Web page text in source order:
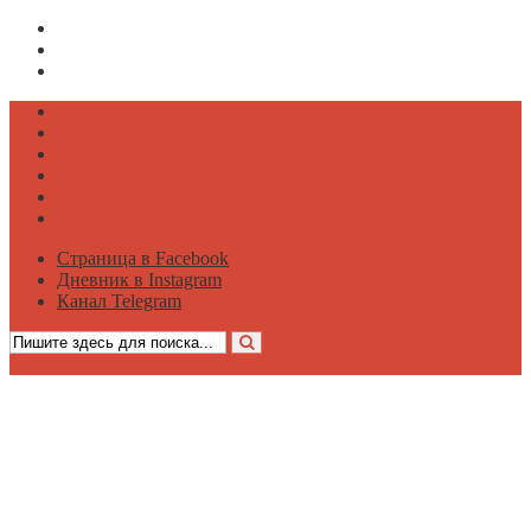
Страница в Facebook
Дневник в Instagram
Канал Telegram